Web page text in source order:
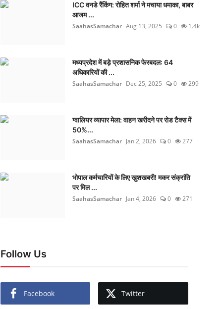
ICC वनडे रैंकिंग: रोहित शर्मा ने मचाया धमाका, बाबर
आजम ...
SaahasSamachar Aug 13, 2025 0 1.4k
मध्यप्रदेश में बड़े प्रशासनिक फेरबदल: 64
अधिकारियों की ...
SaahasSamachar Dec 25, 2025 0 299
ग्वालियर व्यापार मेला: वाहन खरीदने पर रोड टैक्स में
50%...
SaahasSamachar Jan 2, 2026 0 277
भोपाल कर्मचारियों के लिए खुशखबरी! मकर संक्रांति
पर मिल ...
SaahasSamachar Jan 4, 2026 0 271
Follow Us
Facebook Twitter